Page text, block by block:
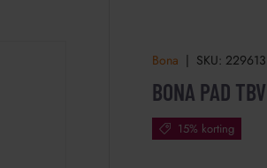
Bona | SKU:
BONA PAD
15% korting